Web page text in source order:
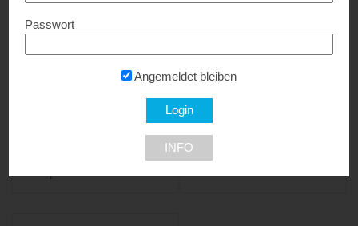
Resch&Frisch
Passwort
Angemeldet bleiben
INFO